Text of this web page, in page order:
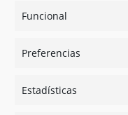
Funcional
Preferencias
Estadísticas
Guías
Redes sociales
Instagram